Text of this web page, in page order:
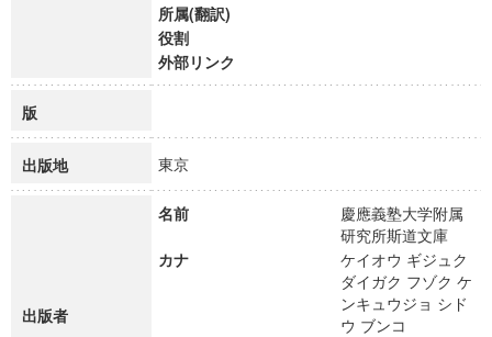
所属(翻訳)
役割
外部リンク
版
出版地 東京
出版者
名前
慶應義塾大学附属
研究所斯道文庫
カナ
ケイオウ ギジュク
ダイガク フゾク ケ
ンキュウジョ シド
ウ ブンコ